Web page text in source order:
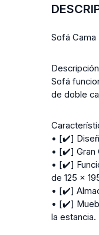
Sofá Cama
Sofá
de doble
• [✔️]
• [✔️] Gran
• [✔️]
de 125 x
• [✔️]
• [✔️]
la estancia.